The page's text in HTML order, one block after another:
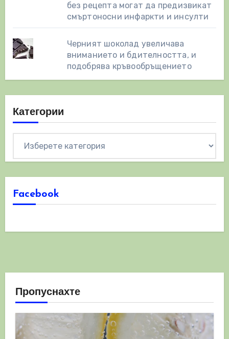
без рецепта могат да предизвикат
смъртоносни инфаркти и инсулти
Черният шоколад увеличава
вниманието и бдителността, и
подобрява кръвообръщението
Категории
Facebook
Пропуснахте